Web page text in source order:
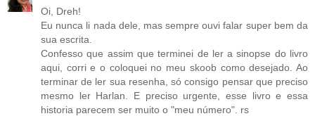
Oi, Dreh!
Eu nunca li nada dele, mas sempre ouvi falar super bem da
sua escrita.
Confesso que assim que terminei de ler a sinopse do livro
aqui, corri e o coloquei no meu skoob como desejado. Ao
terminar de ler sua resenha, só consigo pensar que preciso
mesmo ler Harlan. E preciso urgente, esse livro e essa
historia parecem ser muito o "meu número". rs